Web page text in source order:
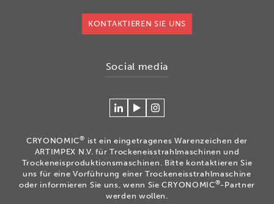
KONTAKTIEREN SIE UNS
Social media
Verlinken
sich
mit
Cryonomic
auf
Linkedin
Betrachten
unsere
Videos
auf
unserem
Cryonomic
YouTube-
Volg
Instagram
CRYONOMIC® ist ein eingetragenes Warenzeichen der
ARTIMPEX N.V. für Trockeneisstrahlmaschinen und
Trockeneisproduktionsmaschinen. Bitte kontaktieren Sie
uns für eine Vorführung einer Trockeneisstrahlmaschine
oder informieren Sie uns, wenn Sie CRYONOMIC®-Partner
werden wollen.